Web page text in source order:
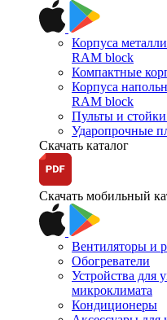
Корпуса
RAM block
Компактные
Корпуса
RAM block
Пульты и
Ударопрочные
Скачать каталог
Скачать мобильный
Вентиляторы и
Обогреватели
Устройства для
микроклимата
Кондиционеры